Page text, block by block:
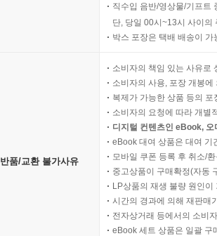
직수입 음반/영상물/기프트
단, 당일 00시~13시 사이의
박스 포장은 택배 배송이
반품/교환 불가사유
소비자의 책임 있는 사유로
소비자의 사용, 포장 개봉
복제가 가능한 상품 등의
소비자의 요청에 따라 개별
디지털 컨텐츠인 eBook,
eBook 대여 상품은 대여 기
모바일 쿠폰 등록 후 취소/
중고상품이 구매확정(자동
LP상품의 재생 불량 원인
시간의 경과에 의해 재판매
전자상거래 등에서의 소비
eBook 세트 상품은 일괄 구